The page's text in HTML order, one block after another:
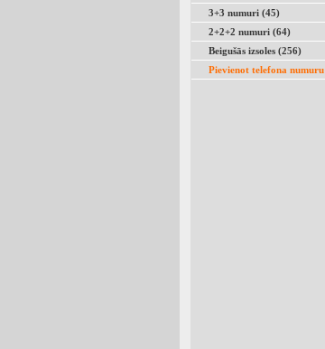
3+3 numuri (45)
2+2+2 numuri (64)
Beigušās izsoles (256)
Pievienot telefona numuru